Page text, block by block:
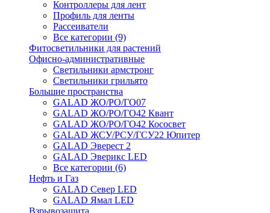
Контроллеры для лент
Профиль для ленты
Рассеиватели
Все категории (9)
Фитосветильники для растений
Офисно-административные
Светильники армстронг
Светильники грильято
Большие пространства
GALAD ЖО/РО/ГО07
GALAD ЖО/РО/ГО42 Квант
GALAD ЖО/РО/ГО42 Кососвет
GALAD ЖСУ/РСУ/ГСУ22 Юпитер
GALAD Эверест 2
GALAD Эверикс LED
Все категории (6)
Нефть и Газ
GALAD Север LED
GALAD Ямал LED
Взрывозащита